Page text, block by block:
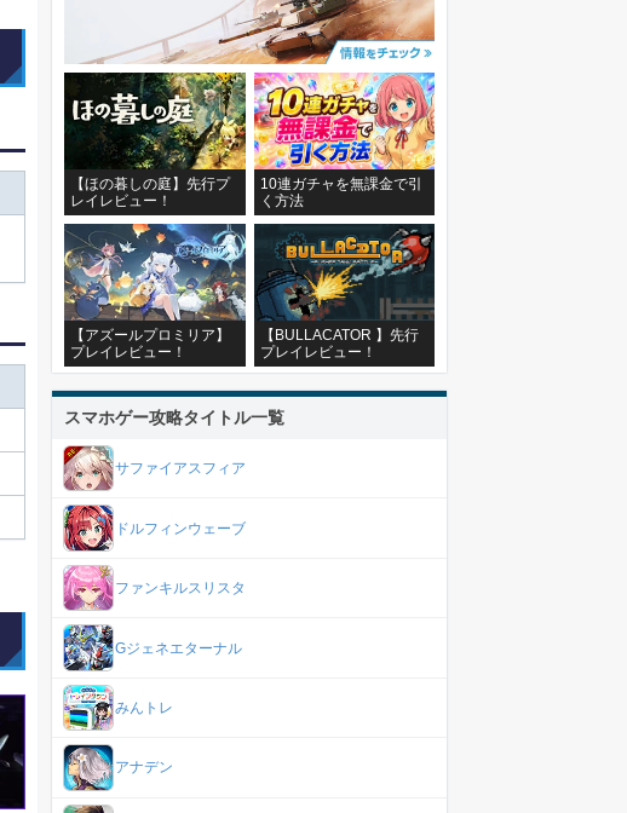
【ほの暮しの庭】先行プ
レイレビュー！
10連ガチャを無課金で引
く方法
【アズールプロミリア】
プレイレビュー！
【BULLACATOR 】先行
プレイレビュー！
スマホゲー攻略タイトル一覧
サファイアスフィア
ドルフィンウェーブ
ファンキルスリスタ
Gジェネエターナル
みんトレ
アナデン